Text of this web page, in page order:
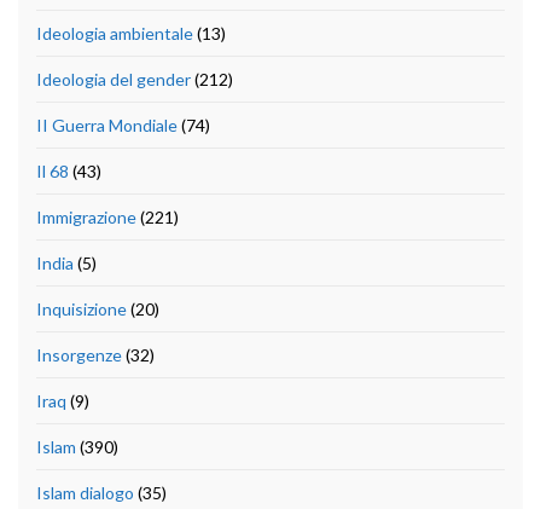
Ideologia ambientale(13)
Ideologia del gender(212)
II Guerra Mondiale(74)
Il 68 (43)
Immigrazione(221)
India (5)
Inquisizione(20)
Insorgenze(32)
Iraq (9)
Islam (390)
Islam dialogo (35)